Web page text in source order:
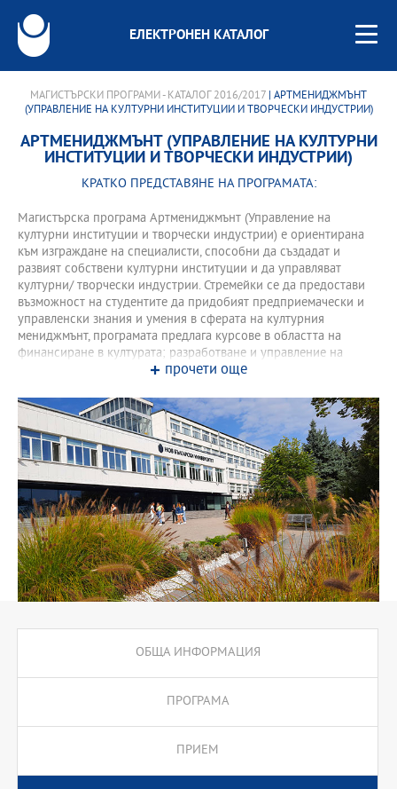
ЕЛЕКТРОНЕН КАТАЛОГ
МАГИСТЪРСКИ ПРОГРАМИ - КАТАЛОГ 2016/2017 | АРТМЕНИДЖМЪНТ
(УПРАВЛЕНИЕ НА КУЛТУРНИ ИНСТИТУЦИИ И ТВОРЧЕСКИ ИНДУСТРИИ)
АРТМЕНИДЖМЪНТ (УПРАВЛЕНИЕ НА КУЛТУРНИ
ИНСТИТУЦИИ И ТВОРЧЕСКИ ИНДУСТРИИ)
КРАТКО ПРЕДСТАВЯНЕ НА ПРОГРАМАТА:
Магистърска програма Артмениджмънт (Управление на
културни институции и творчески индустрии) е ориентирана
към изграждане на специалисти, способни да създадат и
развият собствени културни институции и да управляват
културни/ творчески индустрии. Стремейки се да предостави
възможност на студентите да придобият предприемачески и
управленски знания и умения в сферата на културния
мениджмънт, програмата предлага курсове в областта на
финансиране в културата; разработване и управление на
проекти; политики и законодателство в областта на културата
управление на човешките ресурси; управление на
интелектуалната собственост, управление на конфликти.
Обучението е съпроводено с извънаудиторни учебни форми,
които включват разработване на проекти, както и практики и
стажове в културни институции. Програмата е подходяща за
работещи в сферата на неправителствения сектор,
включително читалищна дейност), както и за хора,
реализиращите се в частния бизнес и публичния сектор и
развиващи дейност, насочена към културата и изкуствата.
прочети още
ОБЩА ИНФОРМАЦИЯ
ПРОГРАМА
ПРИЕМ